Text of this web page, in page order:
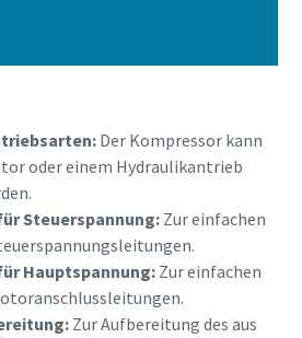
Der Kompressor kann
oder einem Hydraulikantrieb
Steuerspannung: Zur einfachen
Hauptspannung: Zur einfachen
Zur Aufbereitung des aus